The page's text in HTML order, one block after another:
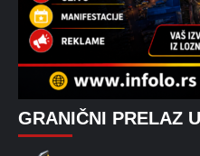
GRANIČNI PRELAZ